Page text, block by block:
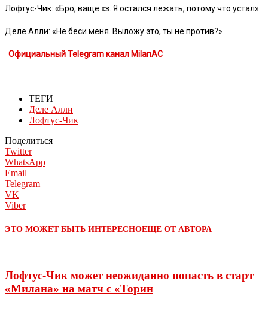
Лофтус-Чик: «Бро, ваще хз. Я остался лежать, потому что устал».
Деле Алли: «Не беси меня. Выложу это, ты не против?»
Официальный Telegram канал MilanAC
ТЕГИ
Деле Алли
Лофтус-Чик
Поделиться
Twitter
WhatsApp
Email
Telegram
VK
Viber
ЭТО МОЖЕТ БЫТЬ ИНТЕРЕСНОЕЩЕ ОТ АВТОРА
Лофтус-Чик может неожиданно попасть в старт
«Милана» на матч с «Торин